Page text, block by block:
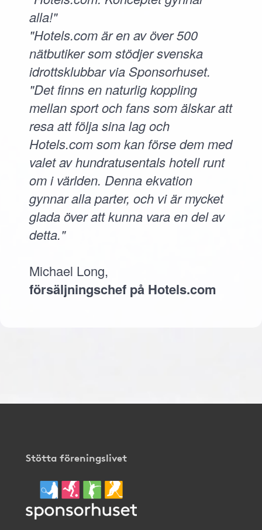
alla!"
"Hotels.com är en av över 500
nätbutiker som stödjer svenska
idrottsklubbar via Sponsorhuset.
"Det finns en naturlig koppling
mellan sport och fans som älskar att
resa att följa sina lag och
Hotels.com som kan förse dem med
valet av hundratusentals hotell runt
om i världen. Denna ekvation
gynnar alla parter, och vi är mycket
glada över att kunna vara en del av
detta."
Michael Long,
försäljningschef på Hotels.com
Stötta föreningslivet